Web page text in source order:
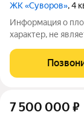
ЖК «Суворов», 4
Информация о
характер, не
понижающих
фактической
7 500 000 ₽